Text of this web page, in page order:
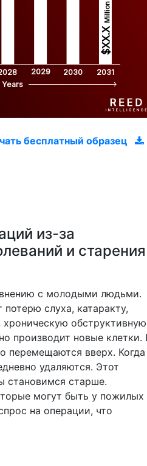
2029 2030 2031
$XX.X
Million
Years
бесплатный образец
из-за
и старения
с молодыми людьми.
слуха, катаракту,
обструктивную
производит новые клетки.
перемещаются вверх. Когда
удаляются. Этот
становимся старше.
могут быть у пожилых
на операции, что